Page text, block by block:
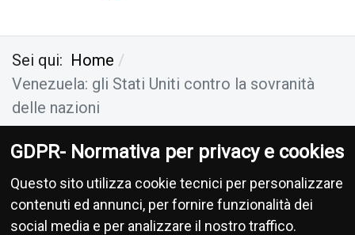
Sei qui: Home
Venezuela: gli Stati Uniti contro la sovranità
delle nazioni
Antropocene Ecologia Socialismo Privacy
Donazioni
GDPR- Normativa per privacy e cookies
Questo sito utilizza cookie tecnici per personalizzare
contenuti ed annunci, per fornire funzionalità dei
social media e per analizzare il nostro traffico.